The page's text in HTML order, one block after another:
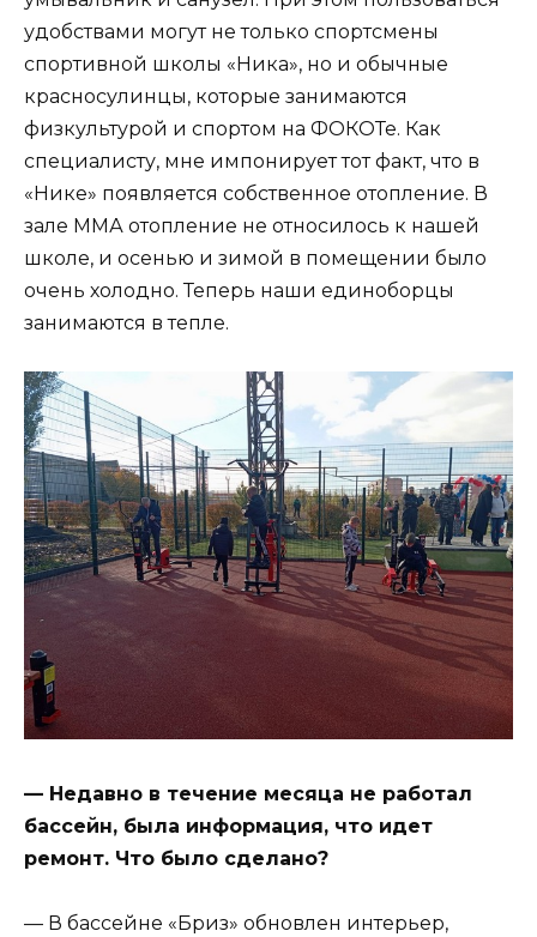
удобствами могут не только спортсмены
спортивной школы «Ника», но и обычные
красносулинцы, которые занимаются
физкультурой и спортом на ФОКОТе. Как
специалисту, мне импонирует тот факт, что в
«Нике» появляется собственное отопление. В
зале ММА отопление не относилось к нашей
школе, и осенью и зимой в помещении было
очень холодно. Теперь наши единоборцы
занимаются в тепле.
— Недавно в течение месяца не работал
бассейн, была информация, что идет
ремонт. Что было сделано?
— В бассейне «Бриз» обновлен интерьер,